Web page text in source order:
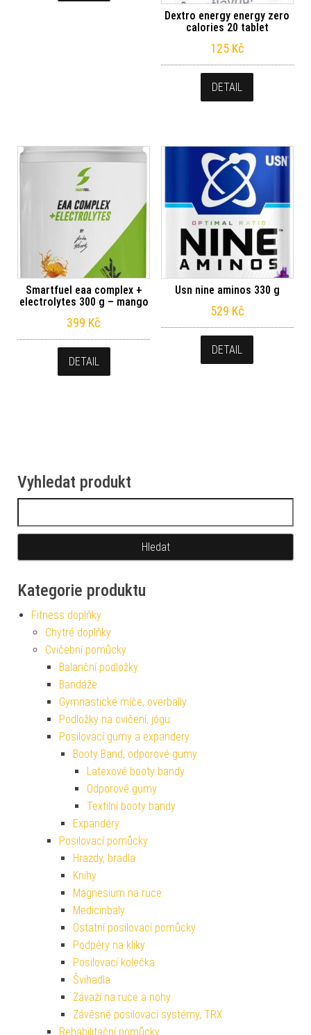
Dextro energy energy zero
calories 20 tablet
125 Kč
DETAIL
Smartfuel eaa complex +
electrolytes 300 g – mango
399 Kč
DETAIL
Usn nine aminos 330 g
529 Kč
DETAIL
Vyhledat produkt
Kategorie produktu
Fitness doplňky
Chytré doplňky
Cvičební pomůcky
Balanční podložky
Bandáže
Gymnastické míče, overbally
Podložky na cvičení, jógu
Posilovací gumy a expandery
Booty Band, odporové gumy
Latexové booty bandy
Odporové gumy
Textilní booty bandy
Expandéry
Posilovací pomůcky
Hrazdy, bradla
Knihy
Magnesium na ruce
Medicinbaly
Ostatní posilovací pomůcky
Podpěry na kliky
Posilovací kolečka
Švihadla
Závaží na ruce a nohy
Závěsné posilovací systémy, TRX
Rehabilitační pomůcky